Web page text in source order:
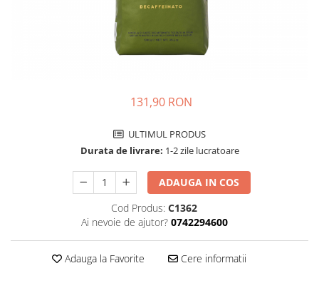
Pliculete Zahar si Miere
Aparate SH
131,90 RON
ULTIMUL PRODUS
Durata de livrare: 1-2 zile lucratoare
ADAUGA IN COS
Cod Produs: C1362
Ai nevoie de ajutor? 0742294600
Adauga la Favorite Cere informatii